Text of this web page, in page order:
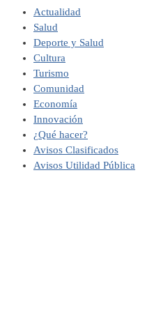
Actualidad
Salud
Deporte y Salud
Cultura
Turismo
Comunidad
Economía
Innovación
¿Qué hacer?
Avisos Clasificados
Avisos Utilidad Pública